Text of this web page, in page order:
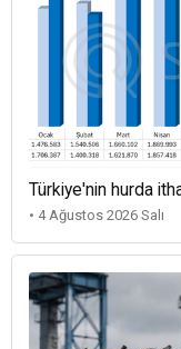
Türkiye'nin hurda
• 4 Ağustos 2026 Salı